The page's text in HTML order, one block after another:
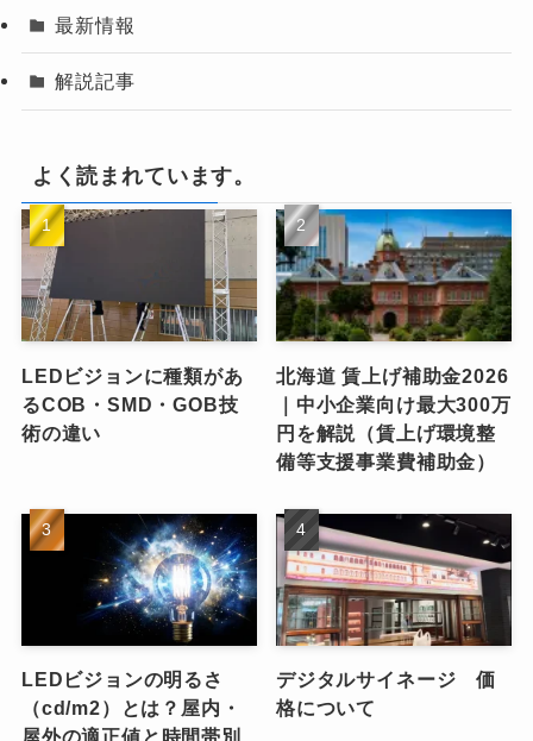
最新情報
解説記事
よく読まれています。
LEDビジョンに種類があ
るCOB・SMD・GOB技
術の違い
北海道 賃上げ補助金2026
｜中小企業向け最大300万
円を解説（賃上げ環境整
備等支援事業費補助金）
LEDビジョンの明るさ
（cd/m2）とは？屋内・
屋外の適正値と時間帯別
デジタルサイネージ 価
格について